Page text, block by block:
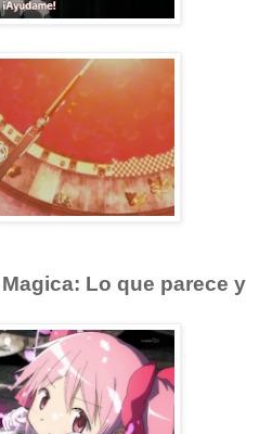
Lo que parece y